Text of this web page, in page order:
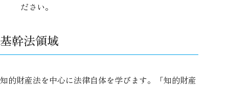
ださい。
基幹法領域
知的財産法を中心に法律自体を学びます。「知的財産